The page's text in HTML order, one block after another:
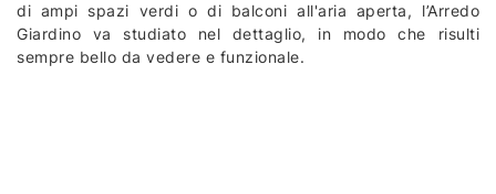
di ampi spazi verdi o di balconi all'aria aperta, l’Arredo
Giardino va studiato nel dettaglio, in modo che risulti
sempre bello da vedere e funzionale.